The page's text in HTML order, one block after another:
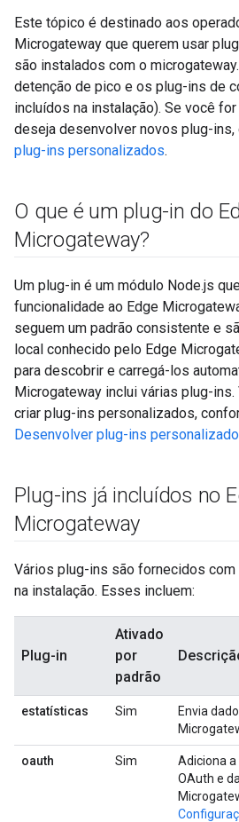
Este tópico é destinado aos
Microgateway que querem usar
são instalados com o
detenção de pico e os plug-ins de
incluídos na instalação). Se você
deseja desenvolver novos plug-ins,
plug-ins personalizados.
O que é um plug-in do
Microgateway?
Um plug-in é um módulo Node.js
funcionalidade ao Edge
seguem um padrão consistente e
local conhecido pelo Edge
para descobrir e carregá-los
Microgateway inclui várias plug-
criar plug-ins personalizados,
Desenvolver plug-ins
Plug-ins já incluídos no
Microgateway
Vários plug-ins são fornecidos
na instalação. Esses incluem:
Plug-in
Ativado
por
padrão
estatísticas Sim
Envia
oauth Sim
Adiciona
OAuth e